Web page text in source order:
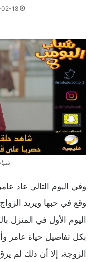
18
وفي اليوم التالي عاد
وقع في حبها ويريد
اليوم الأول في المنزل
بكل تفاصيل حياة عامر
الزوجة، إلا أن ذلك لم